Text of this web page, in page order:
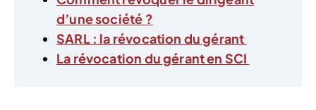
d’une société ?
SARL : la révocation du gérant
La révocation du gérant en SCI